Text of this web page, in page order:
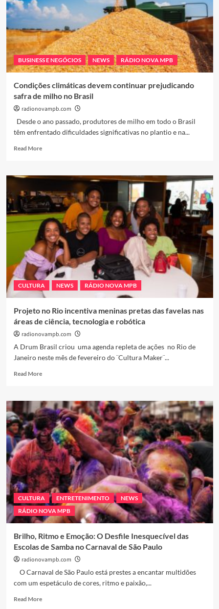
Relacionamento
Após
Especulações
BUSINESS E NEGÓCIOS NEWS RÁDIO NOVA MPB
Condições climáticas devem continuar prejudicando
safra de milho no Brasil
radionovampb.com
Desde o ano passado, produtores de milho em todo o Brasil
têm enfrentado dificuldades significativas no plantio e na...
Read MoreRead
Condições
devem
continuar
prejudicando
safra
de
milho
no
Brasil
CULTURA NEWS RÁDIO NOVA MPB
Projeto no Rio incentiva meninas pretas das favelas nas
áreas de ciência, tecnologia e robótica
radionovampb.com
A Drum Brasil criou uma agenda repleta de ações no Rio de
Janeiro neste mês de fevereiro do ¨Cultura Maker¨...
Read MoreRead
Projeto
no
Rio
incentiva
meninas
pretas
das
favelas
nas
áreas
de
ciência,
tecnologia
e
CULTURA ENTRETENIMENTO
NEWS
RÁDIO NOVA MPB
Brilho, Ritmo e Emoção: O Desfile Inesquecível das
Escolas de Samba no Carnaval de São Paulo
radionovampb.com
O Carnaval de São Paulo está prestes a encantar multidões
com um espetáculo de cores, ritmo e paixão,...
Read MoreRead